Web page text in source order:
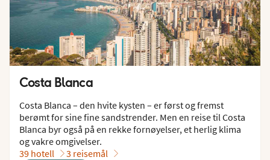
Costa Blanca
Costa Blanca – den hvite kysten – er først og fremst
berømt for sine fine sandstrender. Men en reise til Costa
Blanca byr også på en rekke fornøyelser, et herlig klima
og vakre omgivelser.
39 hotell
3 reisemål